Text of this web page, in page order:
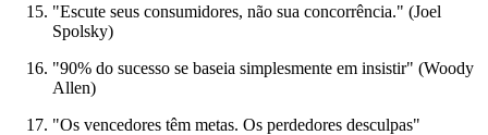
"Escute seus consumidores, não sua concorrência." (Joel
Spolsky)
"90% do sucesso se baseia simplesmente em insistir" (Woody
Allen)
"Os vencedores têm metas. Os perdedores desculpas"